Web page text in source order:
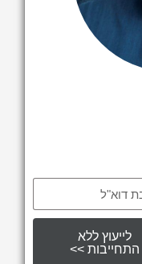
לייעוץ ללא
התחייבות >>